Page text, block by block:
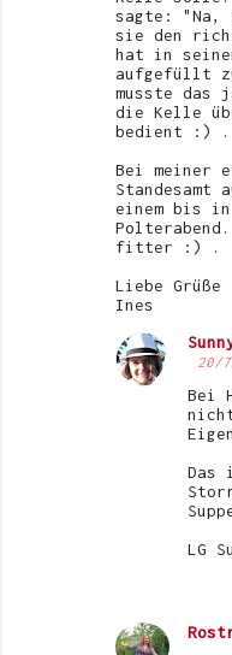
sagte: "Na,
sie den
hat in
aufgefüllt
musste das
die Kelle
bedient :) .
Bei meiner
Standesamt
einem bis in
fitter :) .
Liebe Grüße
Ines
20/
Bei
Das
LG